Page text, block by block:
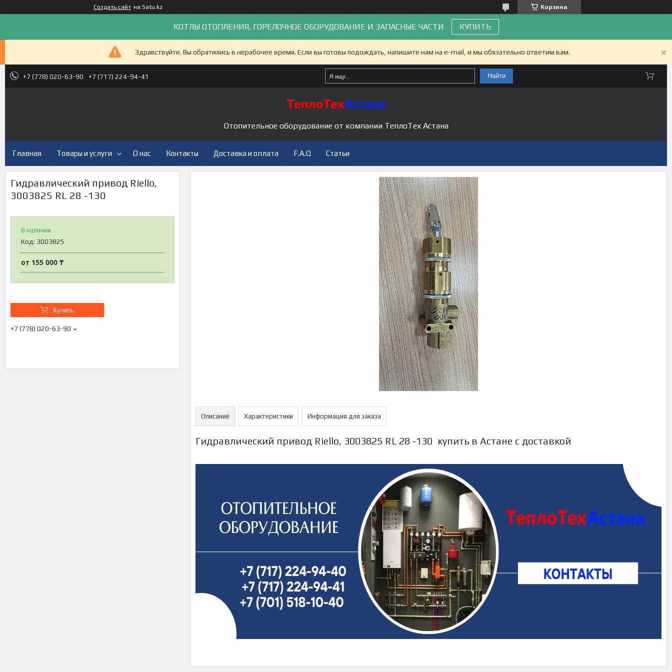
Создать сайт на Satu.kz Корзина
КОТЛЫ ОТОПЛЕНИЯ, ГОРЕЛОЧНОЕ ОБОРУДОВАНИЕ И ЗАПАСНЫЕ ЧАСТИ КУПИТЬ
Здравствуйте. Вы обратились в нерабочее время. Если вы готовы подождать, напишите нам на e-mail, и мы обязательно ответим вам.
+7 (778) 020-63-90 +7 (717) 224-94-41 Найти
Отопительное оборудование от компании ТеплоТех Астана
Главная Товары и услуги О нас Контакты Доставка и оплата F.A.Q Статьи
Гидравлический привод Riello,
3003825 RL 28 -130
В наличии
Код: 3003825
от 155 000 ₸
Купить
+7 (778) 020-63-90
Описание Характеристики Информация для заказа
Гидравлический привод Riello, 3003825 RL 28 -130 купить в Астане с доставкой